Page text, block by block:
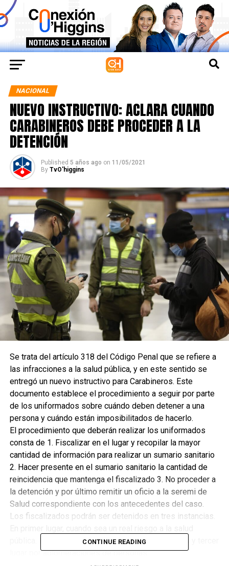
NACIONAL
NUEVO INSTRUCTIVO: ACLARA CUANDO
CARABINEROS DEBE PROCEDER A LA
DETENCIÓN
Published 5 años ago on 11/05/2021
By TvO'higgins
Se trata del artículo 318 del Código Penal que se refiere a
las infracciones a la salud pública, y en este sentido se
entregó un nuevo instructivo para Carabineros. Este
documento establece el procedimiento a seguir por parte
de los uniformados sobre cuándo deben detener a una
persona y cuándo están imposibilitados de hacerlo.
El procedimiento que deberán realizar los uniformados
consta de 1. Fiscalizar en el lugar y recopilar la mayor
cantidad de información para realizar un sumario sanitario
2. Hacer presente en el sumario sanitario la cantidad de
reincidencia que mantenga el fiscalizado 3. No proceder a
la detención y por último remitir un oficio a la seremi de
Salud correspondiente con los antecedentes del caso.
Los fiscalizados podrán ser detenidos en tres instancias.
pública. En segundo lugar, por fiestas clandestinas y tercer
lugar por aglomeraciones de personas.
CONTINUE READING